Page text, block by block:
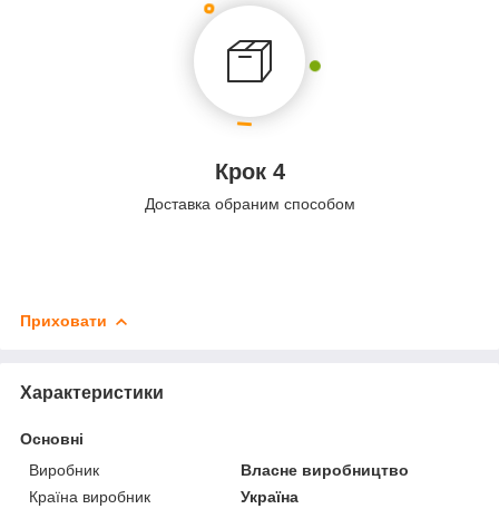
Крок 4
Доставка обраним способом
Приховати
Характеристики
Основні
Виробник
Власне виробництво
Країна виробник
Україна